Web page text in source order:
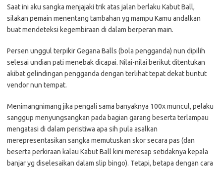
Saat ini aku sangka menjajaki trik atas jalan berlaku Kabut Ball,
silakan pemain menentang tambahan yg mampu Kamu andalkan
buat mendeteksi kegembiraan di dalam berperan main.
Persen unggul terpikir Gegana Balls (bola pengganda) nun dipilih
selesai undian pati menebak dicapai. Nilai-nilai berikut ditentukan
akibat gelindingan pengganda dengan terlihat tepat dekat buntut
vendor nun tempat.
Menimangnimang jika pengali sama banyaknya 100x muncul, pelaku
sanggup menyungsangkan pada bagian garang beserta terlampau
mengatasi di dalam peristiwa apa sih pula asalkan
merepresentasikan sangka memutuskan skor secara pas (dan
beserta perkiraan kalau Kabut Ball kini meresap setidaknya kepala
banjar yg diselesaikan dalam slip bingo). Tetapi, betapa dengan cara